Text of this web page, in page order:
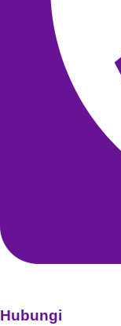
Hubungi